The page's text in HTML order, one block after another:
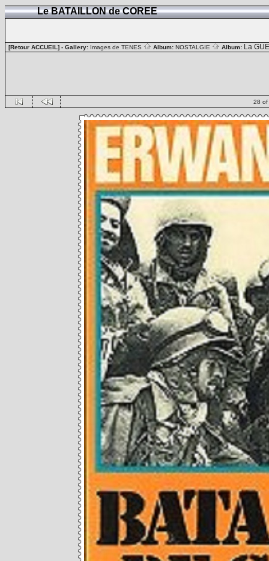
Le BATAILLON de COREE
[Retour ACCUEIL] - Gallery: Images de TENES Album: NOSTALGIE Album: La
28 of